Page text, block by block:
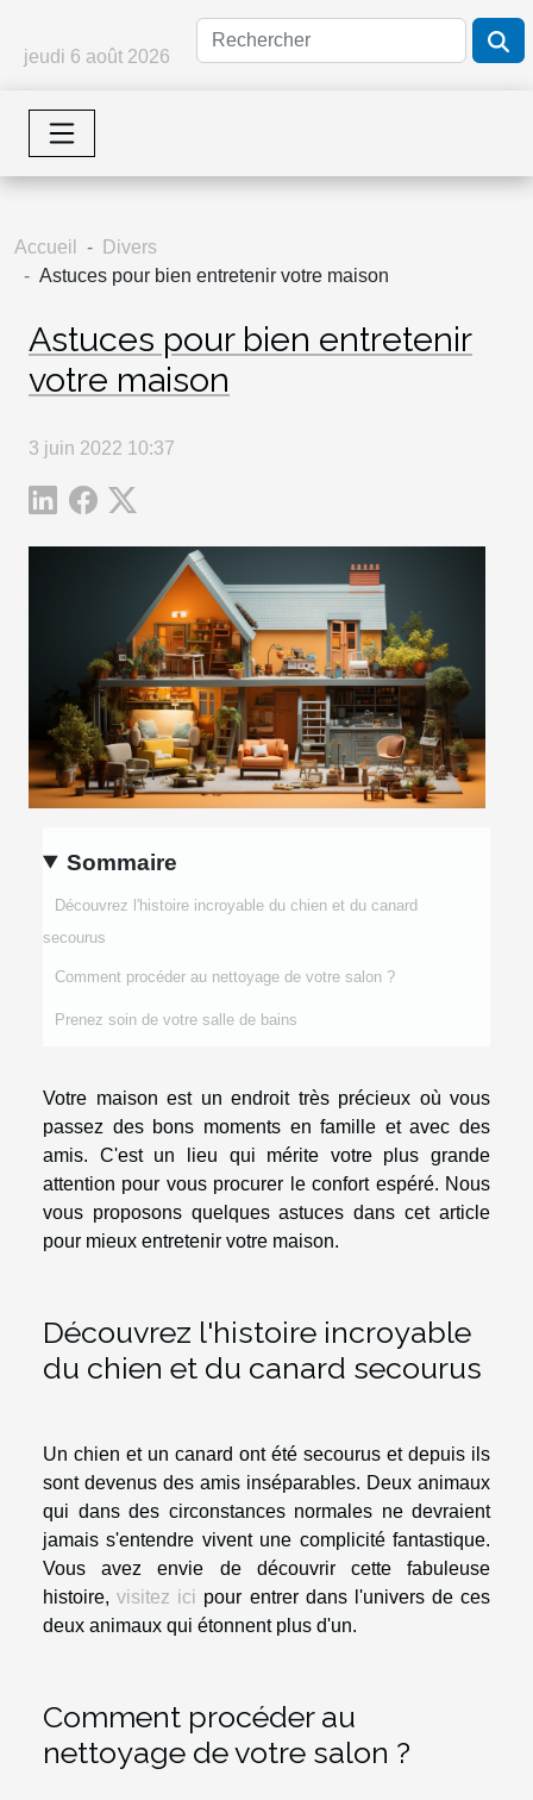
jeudi 6 août 2026
Accueil
Divers
Astuces pour bien entretenir votre maison
Astuces pour bien entretenir
votre maison
3 juin 2022 10:37
Sommaire
Découvrez l'histoire incroyable du chien et du canard
secourus
Comment procéder au nettoyage de votre salon ?
Prenez soin de votre salle de bains
Votre maison est un endroit très précieux où vous
passez des bons moments en famille et avec des
amis. C'est un lieu qui mérite votre plus grande
attention pour vous procurer le confort espéré. Nous
vous proposons quelques astuces dans cet article
pour mieux entretenir votre maison.
Découvrez l'histoire incroyable
du chien et du canard secourus
Un chien et un canard ont été secourus et depuis ils
sont devenus des amis inséparables. Deux animaux
qui dans des circonstances normales ne devraient
jamais s'entendre vivent une complicité fantastique.
Vous avez envie de découvrir cette fabuleuse
histoire,visitez ici pour entrer dans l'univers de ces
deux animaux qui étonnent plus d'un.
Comment procéder au
nettoyage de votre salon ?